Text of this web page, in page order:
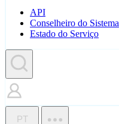
API
Conselheiro do Sistema
Estado do Serviço
PT